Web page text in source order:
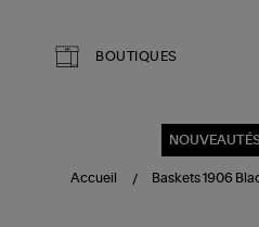
BOUTIQUES
Accueil Baskets 1906